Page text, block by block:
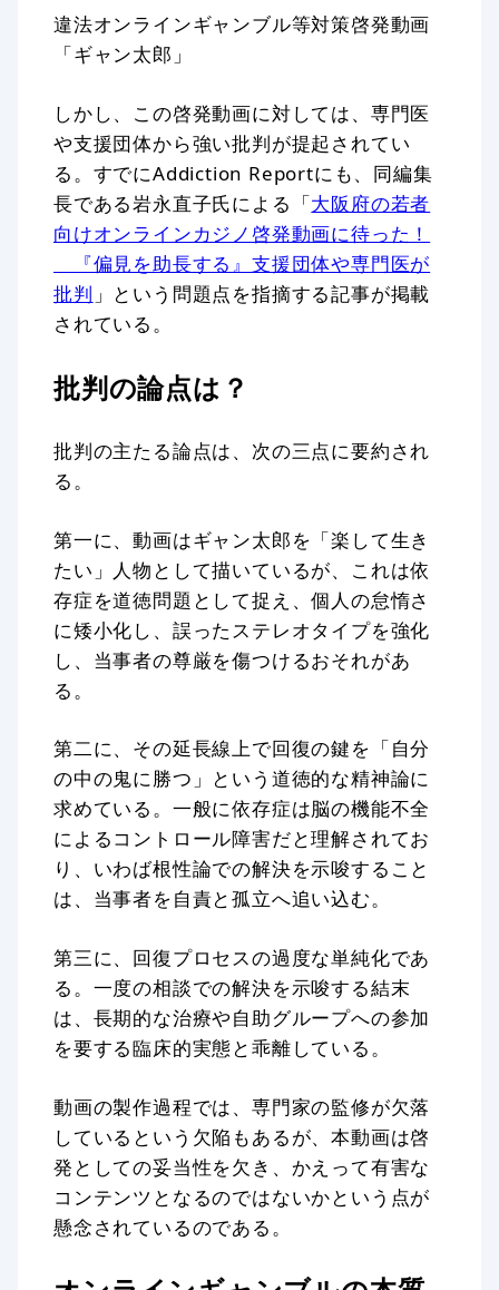
違法オンラインギャンブル等対策啓発動画
「ギャン太郎」
しかし、この啓発動画に対しては、専門医
や支援団体から強い批判が提起されてい
る。すでにAddiction Reportにも、同編集
長である岩永直子氏による「大阪府の若者
向けオンラインカジノ啓発動画に待った！
『偏見を助長する』支援団体や専門医が
批判 」という問題点を指摘する記事が掲載
されている。
批判の論点は？
批判の主たる論点は、次の三点に要約され
る。
第一に、動画はギャン太郎を「楽して生き
たい」人物として描いているが、これは依
存症を道徳問題として捉え、個人の怠惰さ
に矮小化し、誤ったステレオタイプを強化
し、当事者の尊厳を傷つけるおそれがあ
る。
第二に、その延長線上で回復の鍵を「自分
の中の鬼に勝つ」という道徳的な精神論に
求めている。一般に依存症は脳の機能不全
によるコントロール障害だと理解されてお
り、いわば根性論での解決を示唆すること
は、当事者を自責と孤立へ追い込む。
第三に、回復プロセスの過度な単純化であ
る。一度の相談での解決を示唆する結末
は、長期的な治療や自助グループへの参加
を要する臨床的実態と乖離している。
動画の製作過程では、専門家の監修が欠落
しているという欠陥もあるが、本動画は啓
発としての妥当性を欠き、かえって有害な
コンテンツとなるのではないかという点が
懸念されているのである。